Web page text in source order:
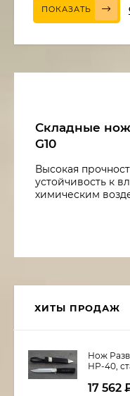
ПОКАЗАТЬ
Складные
G10
Высокая
устойчивость к
химическим
ХИТЫ ПРОДАЖ
95х18,
береста
10 016₽
Нож
10 922₽
Нож
НР-40,
черный
17 562